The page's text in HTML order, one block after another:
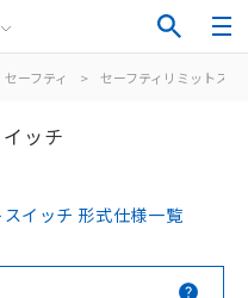
セーフティ > セーフティリミットスイ
ッチ
イッチ 形式仕様一覧